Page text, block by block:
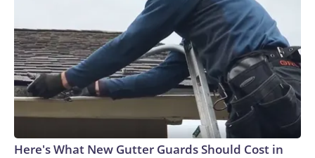
Here's What New Gutter Guards Should Cost in